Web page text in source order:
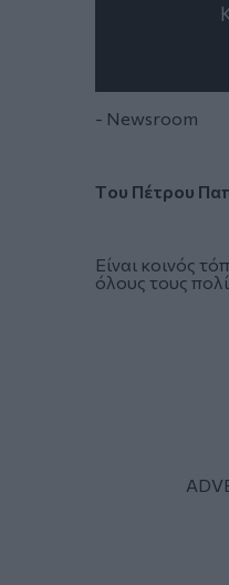
- Newsroom
Tου Πέτρου
Είναι κοινός
όλους τους